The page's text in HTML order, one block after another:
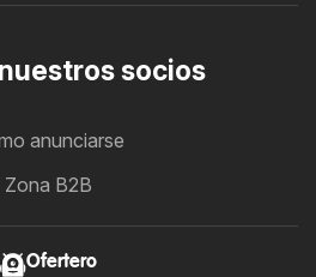
socios
anunciarse
Zona B2B
Ofertero